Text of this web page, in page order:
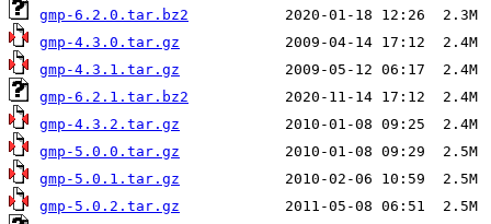
gmp-6.2.0.tar.bz2
gmp-4.3.0.tar.gz
gmp-4.3.1.tar.gz
gmp-6.2.1.tar.bz2
gmp-4.3.2.tar.gz
gmp-5.0.0.tar.gz
gmp-5.0.1.tar.gz
gmp-5.0.2.tar.gz